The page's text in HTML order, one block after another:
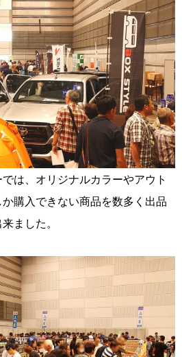
は、オリジナルカラーやアウト
購入できない商品を数多く出品
ました。